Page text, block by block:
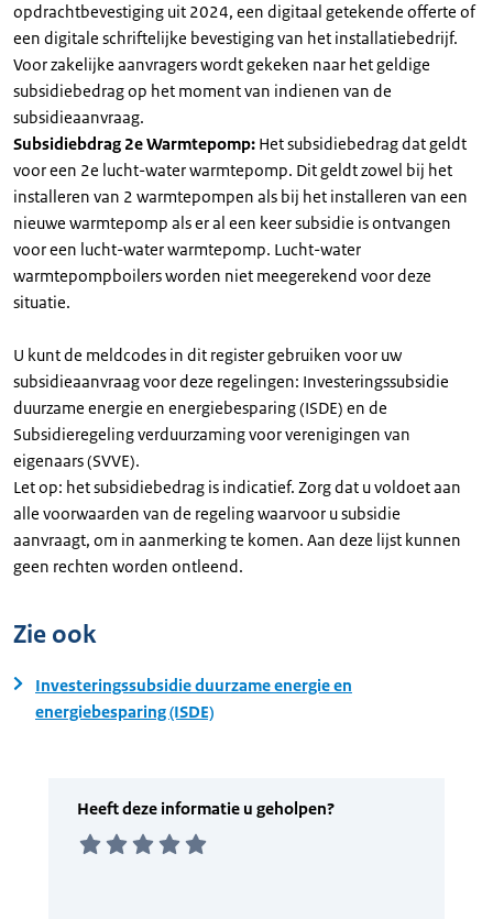
opdrachtbevestiging uit 2024, een digitaal getekende offerte of
een digitale schriftelijke bevestiging van het installatiebedrijf.
Voor zakelijke aanvragers wordt gekeken naar het geldige
subsidiebedrag op het moment van indienen van de
subsidieaanvraag.
Subsidiebdrag 2e Warmtepomp: Het subsidiebedrag dat geldt
voor een 2e lucht-water warmtepomp. Dit geldt zowel bij het
installeren van 2 warmtepompen als bij het installeren van een
nieuwe warmtepomp als er al een keer subsidie is ontvangen
voor een lucht-water warmtepomp. Lucht-water
warmtepompboilers worden niet meegerekend voor deze
situatie.
U kunt de meldcodes in dit register gebruiken voor uw
subsidieaanvraag voor deze regelingen: Investeringssubsidie
duurzame energie en energiebesparing (ISDE) en de
Subsidieregeling verduurzaming voor verenigingen van
eigenaars (SVVE).
Let op: het subsidiebedrag is indicatief. Zorg dat u voldoet aan
alle voorwaarden van de regeling waarvoor u subsidie
aanvraagt, om in aanmerking te komen. Aan deze lijst kunnen
geen rechten worden ontleend.
Zie ook
Investeringssubsidie duurzame energie en
energiebesparing (ISDE)